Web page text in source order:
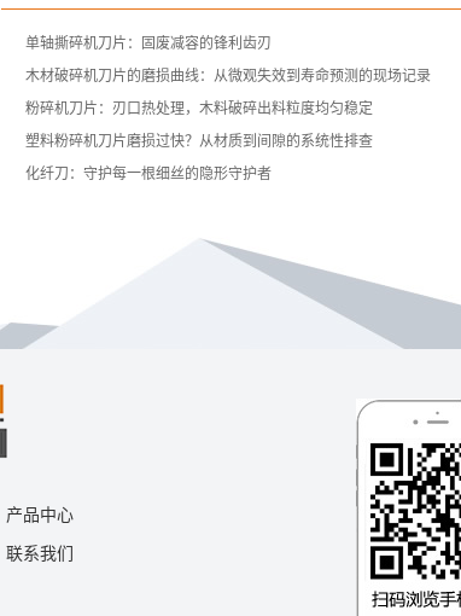
单轴撕碎机刀片：固废减容的锋利齿刃
木材破碎机刀片的磨损曲线：从微观失效到寿命预测的现场记录
粉碎机刀片：刃口热处理，木料破碎出料粒度均匀稳定
塑料粉碎机刀片磨损过快？从材质到间隙的系统性排查
化纤刀：守护每一根细丝的隐形守护者
产品中心
联系我们